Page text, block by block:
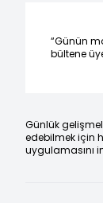
“Günün
bültene
Günlük
edebilmek için
uygulamasını